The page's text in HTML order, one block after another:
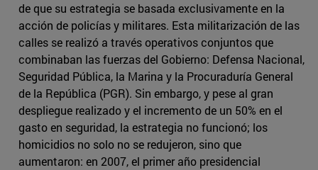
de que su estrategia se basada exclusivamente en la
acción de policías y militares. Esta militarización de las
calles se realizó a través operativos conjuntos que
combinaban las fuerzas del Gobierno: Defensa Nacional,
Seguridad Pública, la Marina y la Procuraduría General
de la República (PGR). Sin embargo, y pese al gran
despliegue realizado y el incremento de un 50% en el
gasto en seguridad, la estrategia no funcionó; los
homicidios no solo no se redujeron, sino que
aumentaron: en 2007, el primer año presidencial